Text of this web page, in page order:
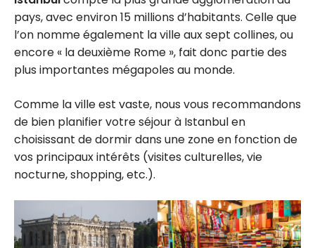
pays, avec environ 15 millions d’habitants. Celle que
l’on nomme également la ville aux sept collines, ou
encore « la deuxième Rome », fait donc partie des
plus importantes mégapoles au monde.
Comme la ville est vaste, nous vous recommandons
de bien planifier votre séjour à Istanbul en
choisissant de dormir dans une zone en fonction de
vos principaux intérêts (visites culturelles, vie
nocturne, shopping, etc.).